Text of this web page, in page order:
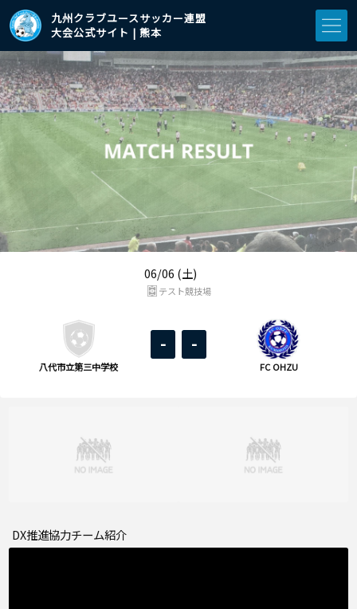
九州クラブユースサッカー連盟
大会公式サイト | 熊本
06/06 (土)
八代市立第三中学校
- -
FC OHZU
テスト競技場
DX推進協力チーム紹介